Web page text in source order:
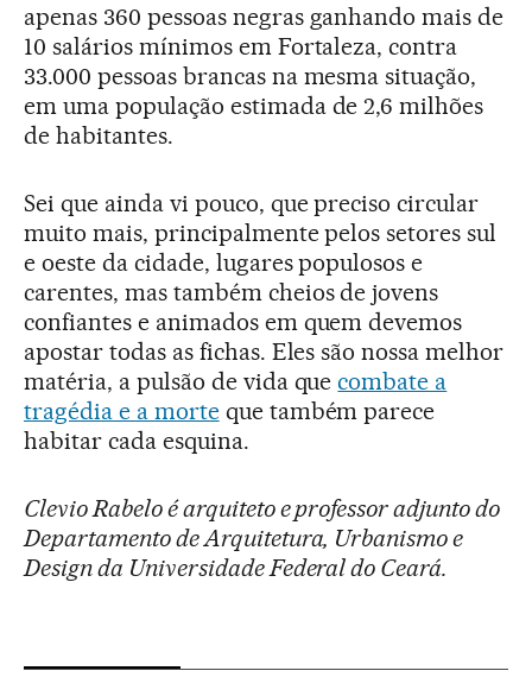
apenas 360 pessoas negras ganhando mais de
10 salários mínimos em Fortaleza, contra
33.000 pessoas brancas na mesma situação,
em uma população estimada de 2,6 milhões
de habitantes.
Sei que ainda vi pouco, que preciso circular
muito mais, principalmente pelos setores sul
e oeste da cidade, lugares populosos e
carentes, mas também cheios de jovens
confiantes e animados em quem devemos
apostar todas as fichas. Eles são nossa melhor
matéria, a pulsão de vida quecombate a
tragédia e a morteque também parece
habitar cada esquina.
Clevio Rabelo é arquiteto e professor adjunto do
Departamento de Arquitetura, Urbanismo e
Design da Universidade Federal do Ceará.